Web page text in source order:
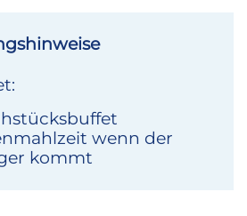
wenn der
kommt